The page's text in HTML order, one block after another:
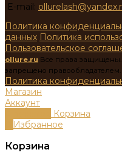
E-mail:
Политика
данных Политика
Пользовательское
ollure.ru Все права
запрещено правообладателем.
Политика
Магазин
Аккаунт
Корзина
Избранное
Корзина